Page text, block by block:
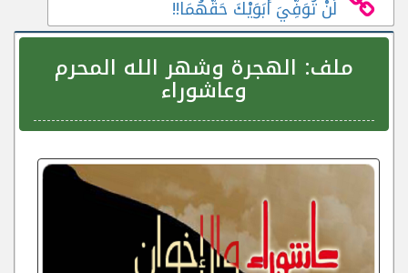
لَنْ تُوَفِّيَ أَبَوَيْكَ حَقَّهُمَا!!
ملف: الهجرة وشهر الله المحرم
وعاشوراء